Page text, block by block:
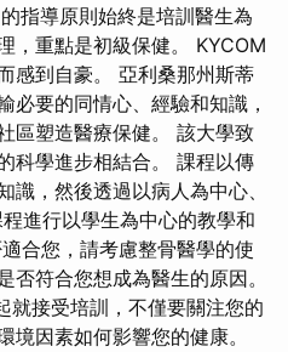
指導原則始終是培訓醫生為
，重點是初級保健。 KYCOM
感到自豪。 亞利桑那州斯蒂
必要的同情心、經驗和知識，
區塑造醫療保健。 該大學致
科學進步相結合。 課程以傳
，然後透過以病人為中心、
進行以學生為中心的教學和
合您，請考慮整骨醫學的使
符合您想成為醫生的原因。
就接受培訓，不僅要關注您的
境因素如何影響您的健康。